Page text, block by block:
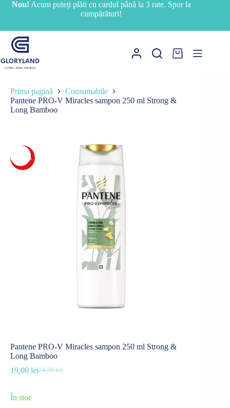
SariNou! Acum puteți plăti cu cardul până la 3 rate. Spor la
cumpărături!
Coș
Prima pagină
Consumabile
Pantene PRO-V Miracles sampon 250 ml Strong &
Long Bamboo
-21%
Pantene PRO-V Miracles sampon 250 ml Strong &
Long Bamboo
24,00lei
Prețul
19,00 leiPrețul
În stoc